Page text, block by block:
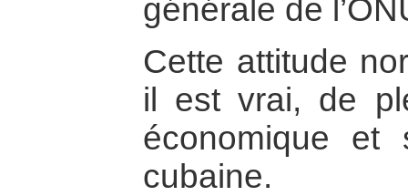
générale de
Cette attitude
il est vrai, de
économique et
cubaine.